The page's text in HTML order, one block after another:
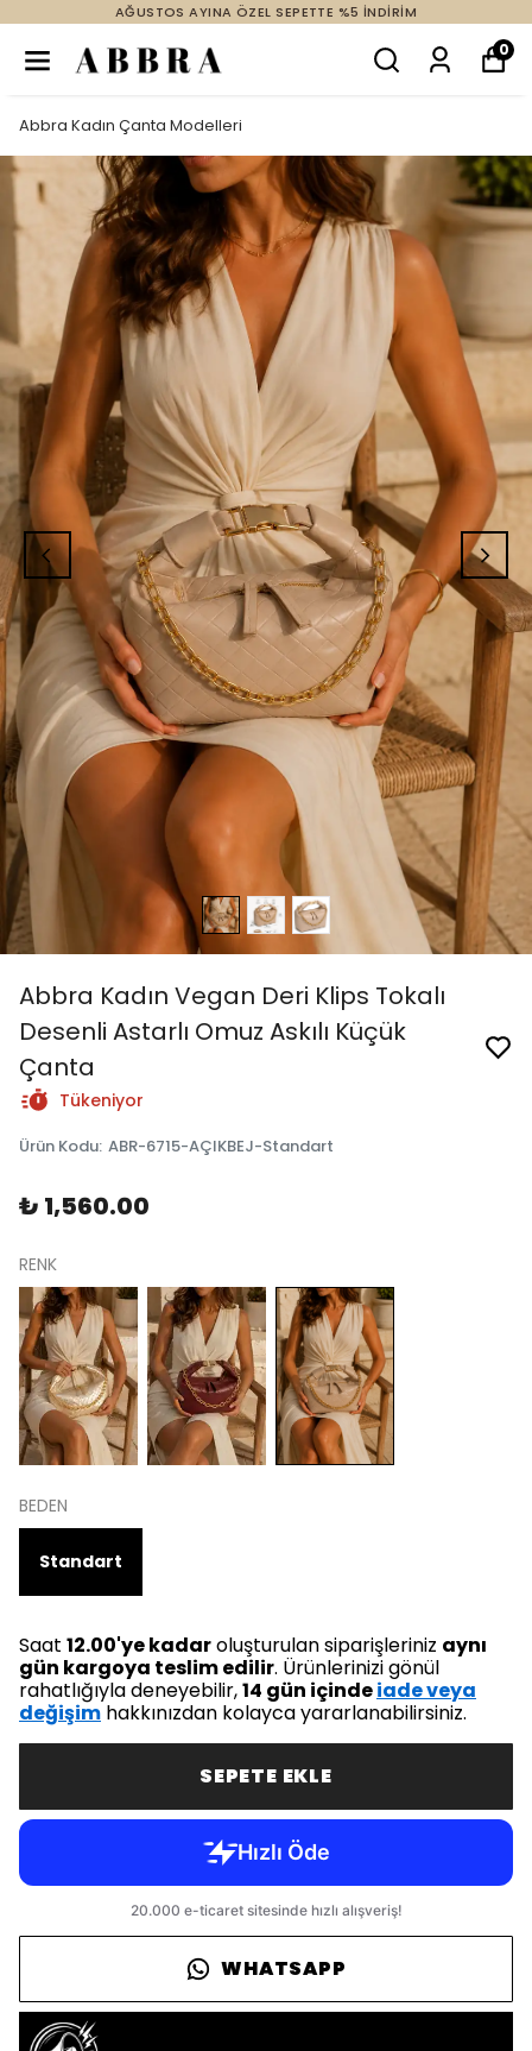
AĞUSTOS AYINA ÖZEL SEPETTE %5 İNDİRİM
0
Abbra Kadın Çanta Modelleri
Abbra Kadın Vegan Deri Klips Tokalı
Desenli Astarlı Omuz Askılı Küçük
Çanta
Tükeniyor
Ürün Kodu: ABR-6715-AÇIKBEJ-Standart
₺ 1,560.00
RENK
BEDEN
Standart
Saat 12.00'ye kadaroluşturulan siparişleriniz aynı
gün kargoya teslim edilir. Ürünlerinizi gönül
rahatlığıyla deneyebilir,14 gün içindeiade veya
değişim hakkınızdan kolayca yararlanabilirsiniz.
SEPETE EKLE
WHATSAPP